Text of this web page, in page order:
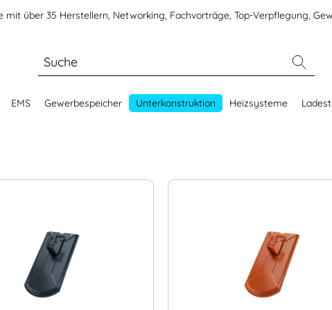
mit über 35 Herstellern, Networking, Fachvorträge, Top-Verpflegung,
EMS Gewerbespeicher Unterkonstruktion Heizsysteme